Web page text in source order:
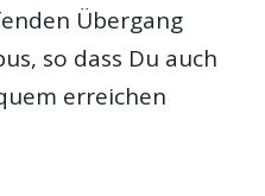
Übergang
so dass Du auch
erreichen